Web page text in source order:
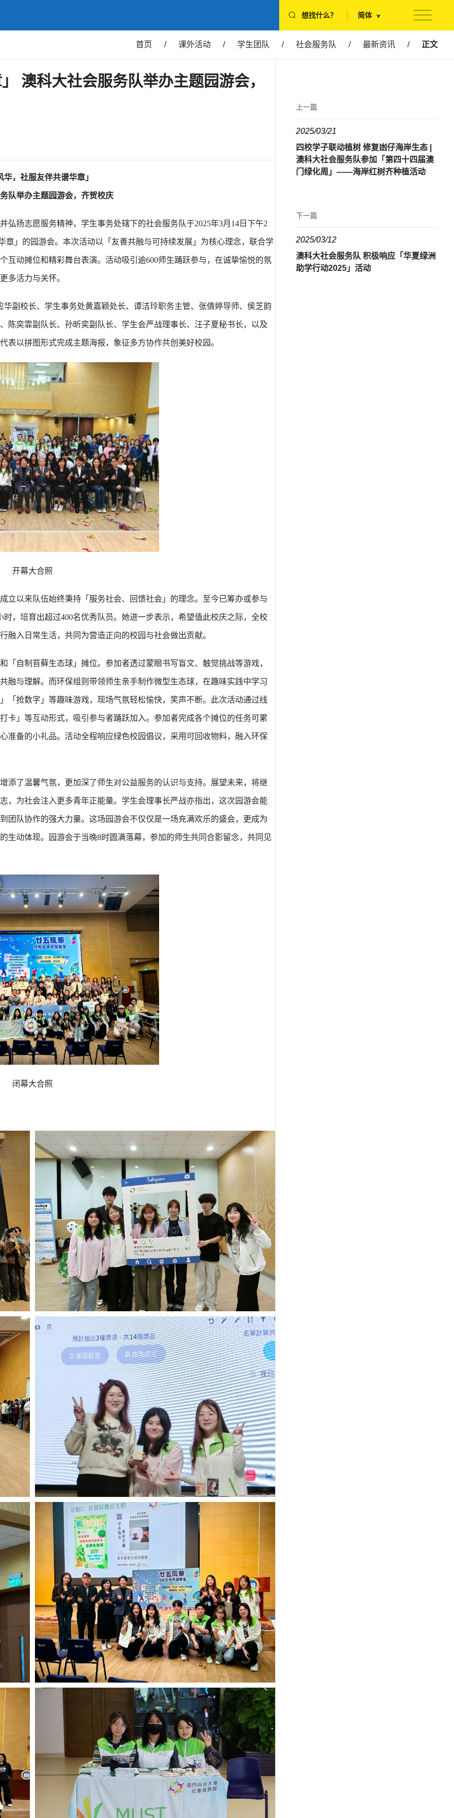
想找什么？ 简体
首页 / 课外活动 / 学生团队 / 社会服务队 / 最新资讯 / 正文
澳科大社会服务队举办主题园游会，
华，社服友伴共谱华章」
队举办主题园游会，齐贺校庆
弘扬志愿服务精神，学生事务处辖下的社会服务队于2025年3月14日下午2
章」的园游会。本次活动以「友善共融与可持续发展」为核心理念，联合学
互动摊位和精彩舞台表演。活动吸引逾600师生踊跃参与，在诚挚愉悦的氛
多活力与关怀。
副校长、学生事务处黄嘉颖处长、谭洁玲职务主管、张倩婷导师、侯芝韵
陈奕霏副队长、孙昕奕副队长、学生会严战理事长、汪子夏秘书长，以及
以拼图形式完成主题海报，象征多方协作共创美好校园。
开幕大合照
立以来队伍始终秉持「服务社会、回馈社会」的理念。至今已筹办或参与
，培育出超过400名优秀队员。她进一步表示，希望值此校庆之际，全校
入日常生活，共同为营造正向的校园与社会做出贡献。
自制苔藓生态球」摊位。参加者透过蒙眼书写盲文、触觉挑战等游戏，
融与理解。而环保组则带领师生亲手制作微型生态球，在趣味实践中学习
「抢数字」等趣味游戏，现场气氛轻松愉快，笑声不断。此次活动通过线
卡」等互动形式，吸引参与者踊跃加入。参加者完成各个摊位的任务可累
准备的小礼品。活动全程响应绿色校园倡议，采用可回收物料，融入环保
添了温馨气氛，更加深了师生对公益服务的认识与支持。展望未来，将继
，为社会注入更多青年正能量。学生会理事长严战亦指出，这次园游会能
团队协作的强大力量。这场园游会不仅仅是一场充满欢乐的盛会，更成为
生动体现。园游会于当晚8时圆满落幕，参加的师生共同合影留念，共同见
闭幕大合照
上一篇
2025/03/21
四校学子联动植树 修复凼仔海岸生态 |
澳科大社会服务队参加「第四十四届澳
门绿化周」——海岸红树齐种植活动
下一篇
2025/03/12
澳科大社会服务队 积极响应「华夏绿洲
助学行动2025」活动